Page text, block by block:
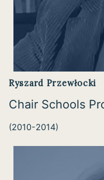
Ryszard Przewłocki
Chair Schools
(2010-2014)